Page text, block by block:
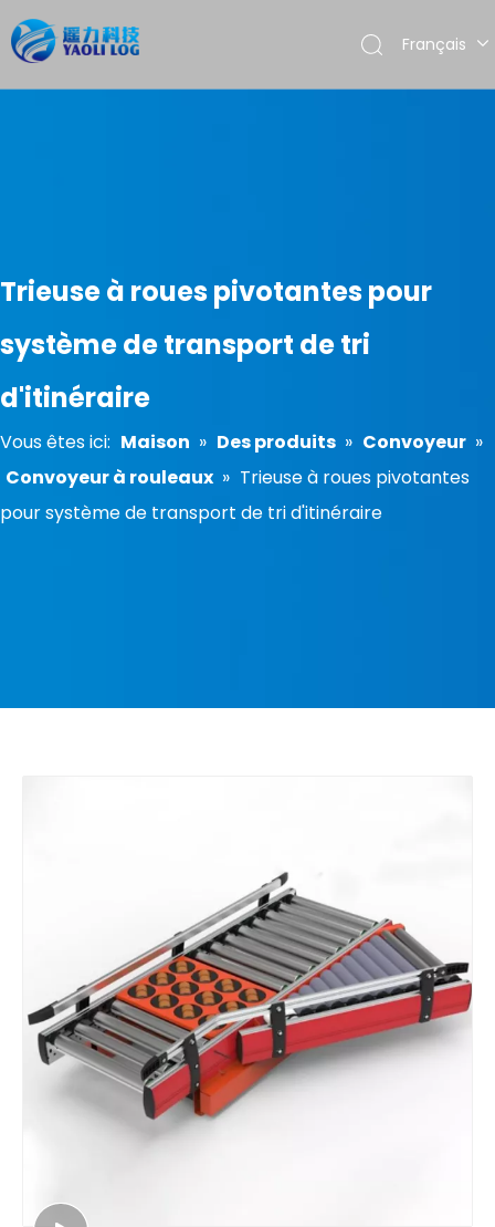
Français
Trieuse à roues pivotantes pour
système de transport de tri
d'itinéraire
Vous êtes ici: Maison » Des produits » Convoyeur »
Convoyeur à rouleaux » Trieuse à roues pivotantes
pour système de transport de tri d'itinéraire